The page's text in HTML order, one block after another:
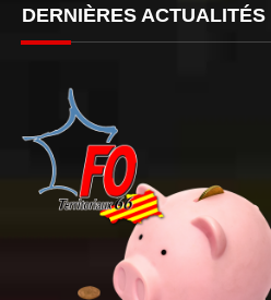
DERNIÈRES ACTUALITÉS